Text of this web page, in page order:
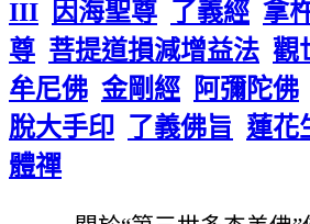
III
因海聖尊 了義經 拿
尊 菩提道損減增益法 觀
牟尼佛 金剛經 阿彌陀佛
脫大手印 了義佛旨 蓮花
體禪